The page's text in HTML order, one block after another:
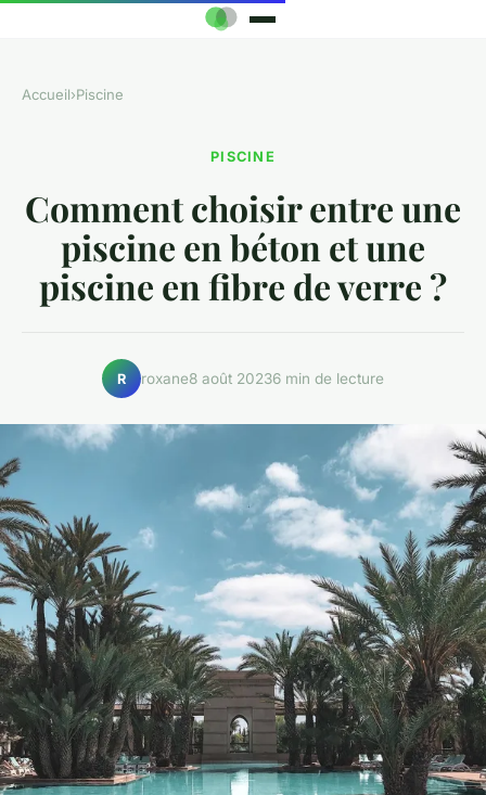
Accueil›Piscine
PISCINE
Comment choisir entre une
piscine en béton et une
piscine en fibre de verre ?
R roxane8 août 20236 min de lecture